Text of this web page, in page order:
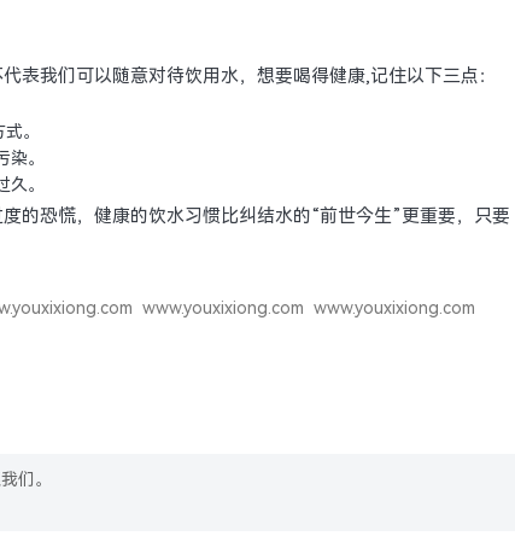
表我们可以随意对待饮用水，想要喝得健康,记住以下三点：
。
。
。
的恐慌，健康的饮水习惯比纠结水的“前世今生”更重要，只要
www.youxixiong.com www.youxixiong.com
们。